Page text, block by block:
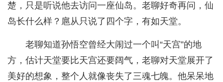
楚，只是听说他去访问一座仙岛。老聊好奇再问，仙
岛长什么样？扈从只说了四个字，有如天堂。
老聊知道孙悟空曾经大闹过一个叫“天宫”的地
方，估计天堂要比天宫还要阔气，老聊对天堂展开了
美好的想象，整个人就像丧失了三魂七魄。他呆呆地